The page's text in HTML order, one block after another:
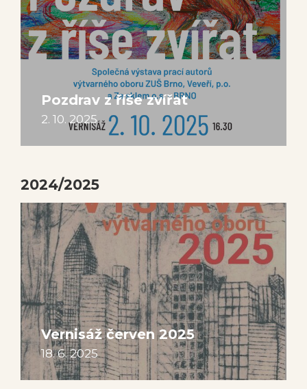
Pozdrav z říše zvířat
2. 10. 2025
2024/2025
Vernisáž červen 2025
18. 6. 2025